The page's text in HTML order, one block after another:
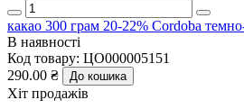
какао 300 грам 20-22% Cordoba
В наявності
Код товару: ЦО000005151
290.00 ₴
До кошика
Хіт продажів